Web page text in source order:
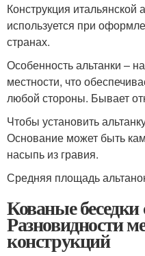
Конструкция итальянской
используется при
странах.
Особенность альтанки ‒
местности, что
любой стороны. Бывает
Чтобы установить
Основание может быть
насыпь из гравия.
Средняя площадь
Кованые
Разновидности
конструкций